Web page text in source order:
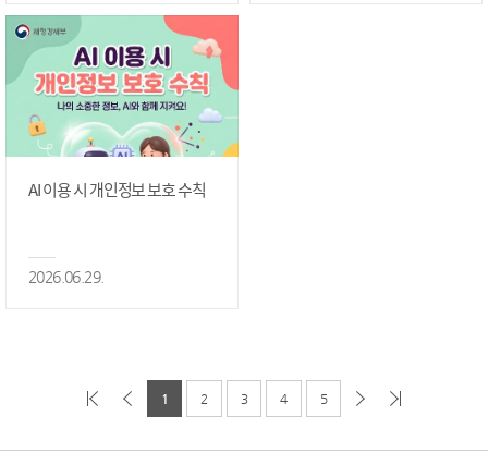
AI 이용 시 개인정보 보호 수칙
2026.06.29.
1 2 3 4 5